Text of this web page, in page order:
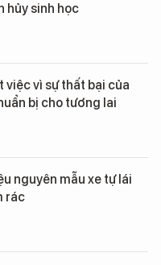
hủy sinh học
việc vì sự thất bại của
bị cho tương lai
nguyên mẫu xe tự lái
rác